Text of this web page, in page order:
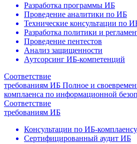
Разработка программы ИБ
Проведение аналитики по ИБ
Технические консультации по
Разработка политики и
Проведение пентестов
Анализ защищенности
Аутсорсинг ИБ-компетенций
Соответствие
требованиям ИБ Полное и
комплаенса по информационной
Соответствие
требованиям ИБ
Консультации по ИБ-комплаенсу
Сертифицированный аудит ИБ